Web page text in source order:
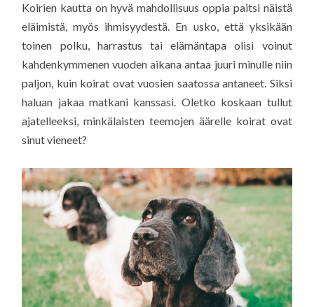
Koirien kautta on hyvä mahdollisuus oppia paitsi näistä
eläimistä, myös ihmisyydestä. En usko, että yksikään
toinen polku, harrastus tai elämäntapa olisi voinut
kahdenkymmenen vuoden aikana antaa juuri minulle niin
paljon, kuin koirat ovat vuosien saatossa antaneet. Siksi
haluan jakaa matkani kanssasi. Oletko koskaan tullut
ajatelleeksi, minkälaisten teemojen äärelle koirat ovat
sinut vieneet?